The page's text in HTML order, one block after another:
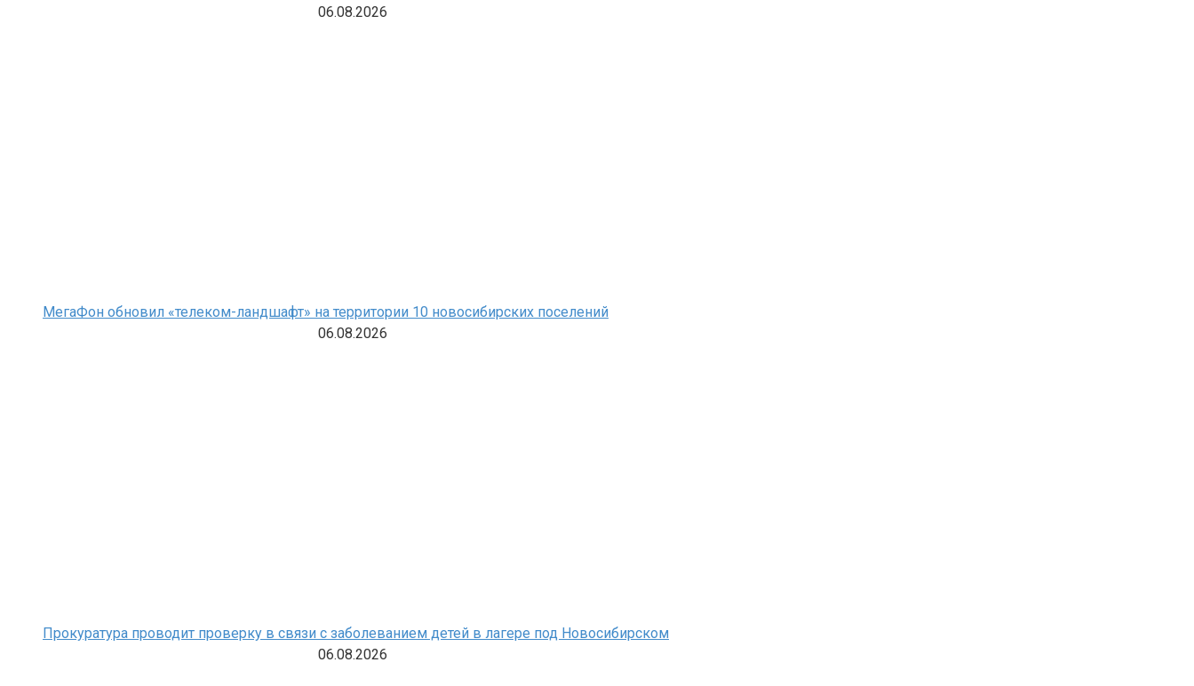
06.08.2026
МегаФон обновил «телеком-ландшафт» на территории 10 новосибирских поселений
06.08.2026
Прокуратура проводит проверку в связи с заболеванием детей в лагере под Новосибирском
06.08.2026